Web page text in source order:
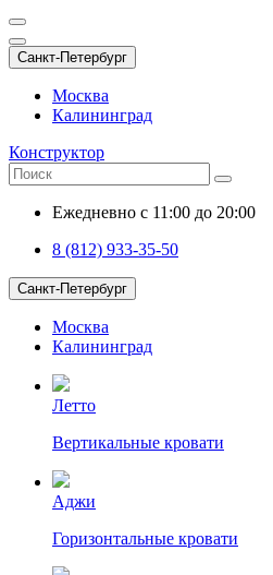
Санкт-Петербург
Москва
Калининград
Конструктор
Ежедневно с 11:00 до 20:00
8 (812) 933-35-50
Санкт-Петербург
Москва
Калининград
Летто
Вертикальные кровати
Аджи
Горизонтальные кровати